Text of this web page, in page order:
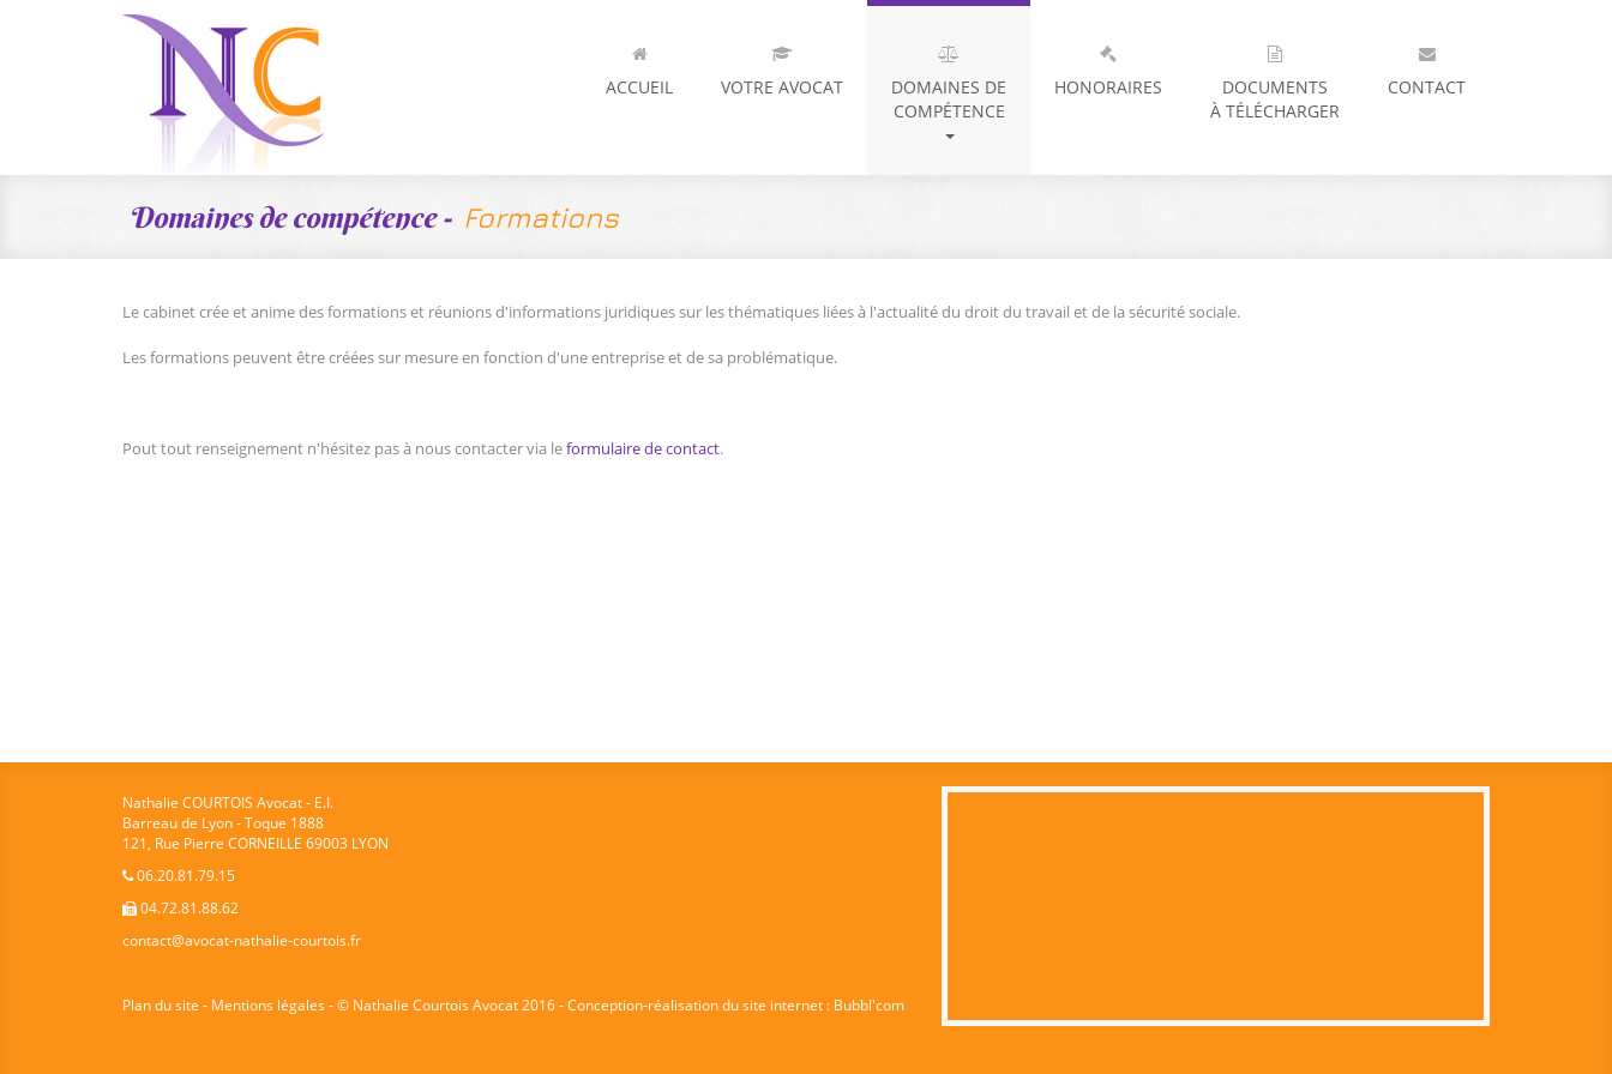
ACCUEIL VOTRE AVOCAT
DOMAINES DE
COMPÉTENCE
HONORAIRES
DOCUMENTS
À TÉLÉCHARGER
CONTACT
Domaines de compétence - Formations
Le cabinet crée et anime des formations et réunions d'informations juridiques sur les thématiques liées à l'actualité du droit du travail et de la sécurité sociale.
Les formations peuvent être créées sur mesure en fonction d'une entreprise et de sa problématique.
Pout tout renseignement n'hésitez pas à nous contacter via leformulaire de contact.
Nathalie COURTOIS Avocat - E.I.
Barreau de Lyon - Toque 1888
121, Rue Pierre CORNEILLE 69003 LYON
06.20.81.79.15
04.72.81.88.62
contact@avocat-nathalie-courtois.fr
Plan du site - Mentions légales- © Nathalie Courtois Avocat 2016 - Conception-réalisation du site internet : Bubbl'com